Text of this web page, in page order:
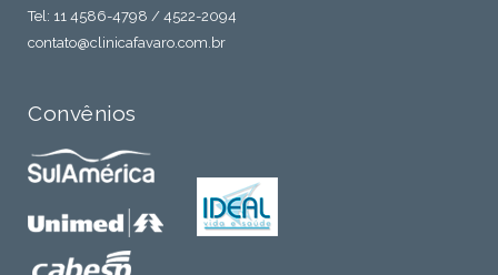
Tel: 11 4586-4798 / 4522-2094
contato@clinicafavaro.com.br
Convênios